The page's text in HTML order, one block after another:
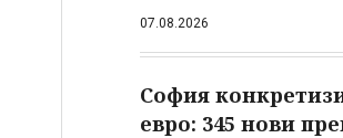
07.08.2026
София
евро: 345 нови